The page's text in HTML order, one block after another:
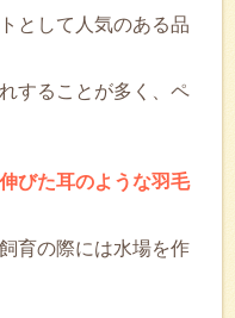
として人気のある品
することが多く、ペ
びた耳のような羽毛
育の際には水場を作